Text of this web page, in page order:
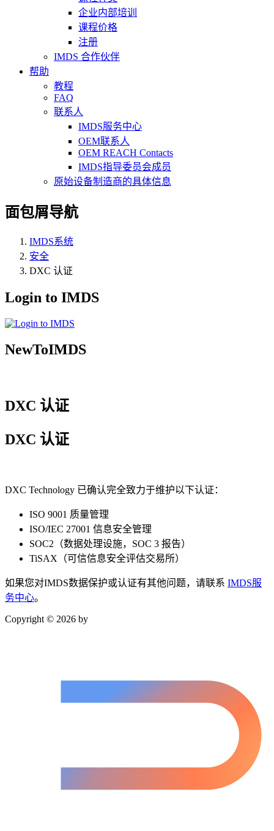
企业内部培训
课程价格
注册
IMDS 合作伙伴
帮助
教程
FAQ
联系人
IMDS服务中心
OEM联系人
OEM REACH Contacts
IMDS指导委员会成员
原始设备制造商的具体信息
面包屑导航
IMDS系统
安全
DXC 认证
Login to IMDS
NewToIMDS
DXC 认证
DXC 认证
DXC Technology 已确认完全致力于维护以下认证：
ISO 9001 质量管理
ISO/IEC 27001 信息安全管理
SOC2（数据处理设施，SOC 3 报告）
TiSAX（可信信息安全评估交易所）
如果您对IMDS数据保护或认证有其他问题，请联系 IMDS服
务中心。
Copyright © 2026 by